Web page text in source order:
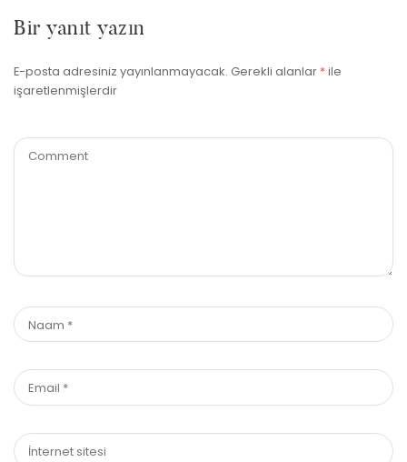
Bir yanıt yazın
E-posta adresiniz yayınlanmayacak. Gerekli alanlar *ile
işaretlenmişlerdir